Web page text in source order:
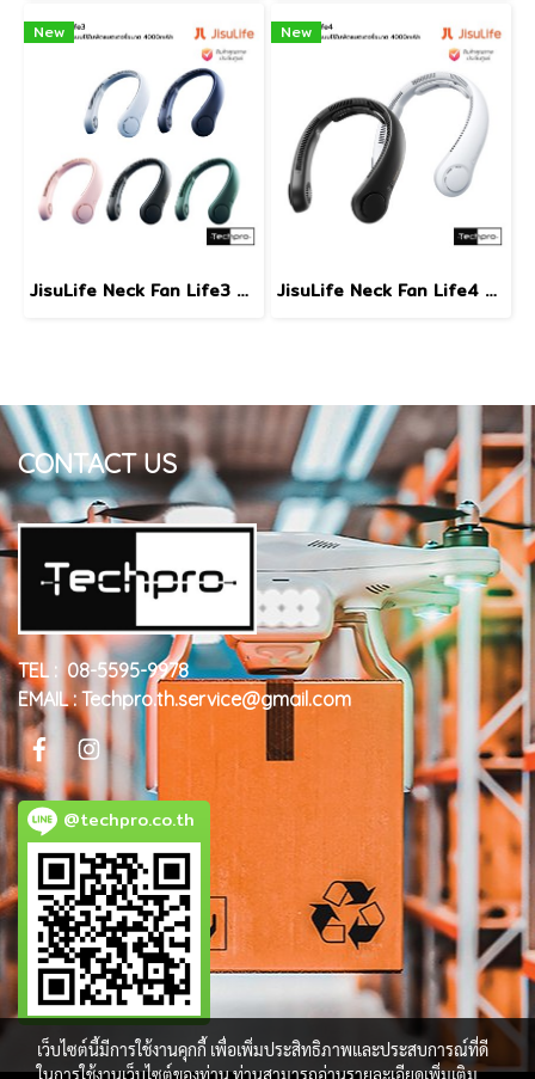
New
JisuLife Neck Fan Life3 พัดลมคล้องคอแบบไร้ใบพัดความจุแบตเตอรี่ 4000mAh
New
JisuLife Neck Fan Life4 พัดลมคล้องคอแบบไร้ใบพัดความจุแบตเตอรี่ 4000mAh
CONTACT US
TEL : 08-5595-9978
EMAIL : Techpro.th.service@gmail.com
@techpro.co.th
เว็บไซต์นี้มีการใช้งานคุกกี้ เพื่อเพิ่มประสิทธิภาพและประสบการณ์ที่ดี
ในการใช้งานเว็บไซต์ของท่าน ท่านสามารถอ่านรายละเอียดเพิ่มเติม